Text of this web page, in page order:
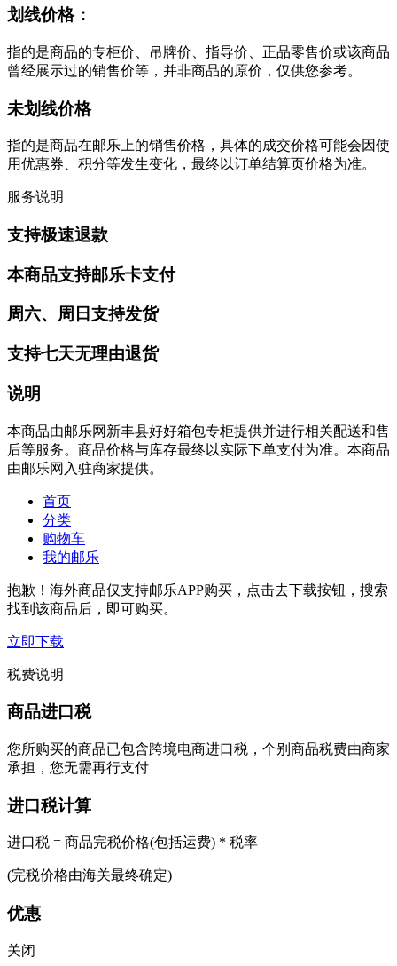
划线价格：
指的是商品的专柜价、吊牌价、指导价、正品零售价或该商品
曾经展示过的销售价等，并非商品的原价，仅供您参考。
未划线价格
指的是商品在邮乐上的销售价格，具体的成交价格可能会因使
用优惠券、积分等发生变化，最终以订单结算页价格为准。
服务说明
支持极速退款
本商品支持邮乐卡支付
周六、周日支持发货
支持七天无理由退货
说明
本商品由邮乐网新丰县好好箱包专柜提供并进行相关配送和售
后等服务。商品价格与库存最终以实际下单支付为准。本商品
由邮乐网入驻商家提供。
首页
分类
购物车
我的邮乐
抱歉！海外商品仅支持邮乐APP购买，点击去下载按钮，搜索
找到该商品后，即可购买。
立即下载
税费说明
商品进口税
您所购买的商品已包含跨境电商进口税，个别商品税费由商家
承担，您无需再行支付
进口税计算
进口税 = 商品完税价格(包括运费) * 税率
(完税价格由海关最终确定)
优惠
关闭